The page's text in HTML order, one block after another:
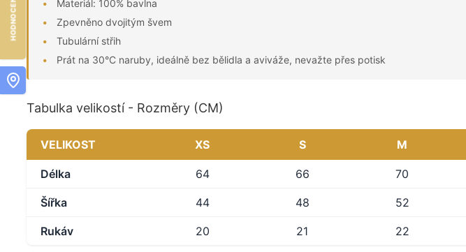
Materiál: 100% bavlna
Zpevněno dvojitým švem
Tubulární střih
Prát na 30°C naruby, ideálně bez bělidla a aviváže, nevažte přes potisk
Tabulka velikostí - Rozměry (CM)
VELIKOST XS S M
Délka 64 66 70
Šířka 44 48 52
Rukáv 20 21 22